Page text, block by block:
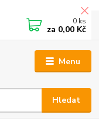
Menu
Hledat
0 ks
za 0,00 Kč